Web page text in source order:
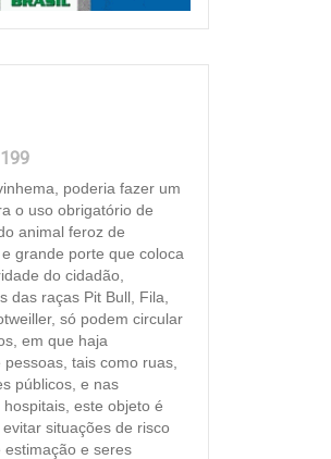
poderia fazer um
o uso obrigatório de
animal feroz de
grande porte que coloca
do cidadão,
das raças Pit Bull, Fila,
só podem circular
em que haja
tais como ruas,
públicos, e nas
este objeto é
situações de risco
estimação e seres